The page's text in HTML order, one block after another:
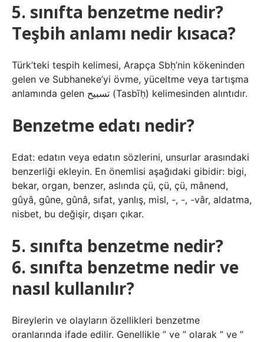
5. sınıfta benzetme nedir?
Teşbih anlamı nedir kısaca?
Türk’teki tespih kelimesi, Arapça Sbḥ’nin kökeninden
gelen ve Subhaneke’yi övme, yüceltme veya tartışma
anlamında gelen تسبيح (Tasbīḥ) kelimesinden alıntıdır.
Benzetme edatı nedir?
Edat: edatın veya edatın sözlerini, unsurlar arasındaki
benzerliği ekleyin. En önemlisi aşağıdaki gibidir: bigi,
bekar, organ, benzer, aslında çü, çü, çü, mânend,
gûyâ, gûne, gûnâ, sıfat, yanlış, misl, -, -, -vâr, aldatma,
nisbet, bu değişir, dışarı çıkar.
5. sınıfta benzetme nedir?
6. sınıfta benzetme nedir ve
nasıl kullanılır?
Bireylerin ve olayların özellikleri benzetme
oranlarında ifade edilir. Genellikle ” ve ” olarak ” ve ”